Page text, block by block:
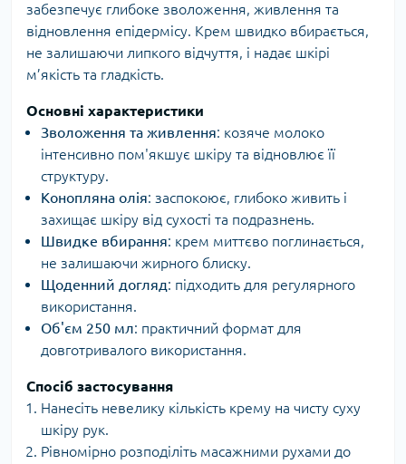
забезпечує глибоке зволоження, живлення та
відновлення епідермісу. Крем швидко вбирається,
не залишаючи липкого відчуття, і надає шкірі
м’якість та гладкість.
Основні характеристики
Зволоження та живлення: козяче молоко
інтенсивно пом'якшує шкіру та відновлює її
структуру.
Конопляна олія: заспокоює, глибоко живить і
захищає шкіру від сухості та подразнень.
Швидке вбирання: крем миттєво поглинається,
не залишаючи жирного блиску.
Щоденний догляд: підходить для регулярного
використання.
Об'єм 250 мл: практичний формат для
довготривалого використання.
Спосіб застосування
Нанесіть невелику кількість крему на чисту суху
шкіру рук.
Рівномірно розподіліть масажними рухами до